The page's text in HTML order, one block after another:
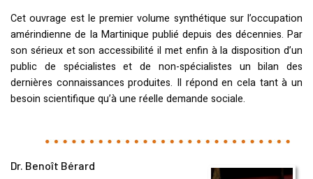
Cet ouvrage est le premier volume synthétique sur l’occupation
amérindienne de la Martinique publié depuis des décennies. Par
son sérieux et son accessibilité il met enfin à la disposition d’un
public de spécialistes et de non-spécialistes un bilan des
dernières connaissances produites. Il répond en cela tant à un
besoin scientifique qu’à une réelle demande sociale.
Dr. Benoît Bérard